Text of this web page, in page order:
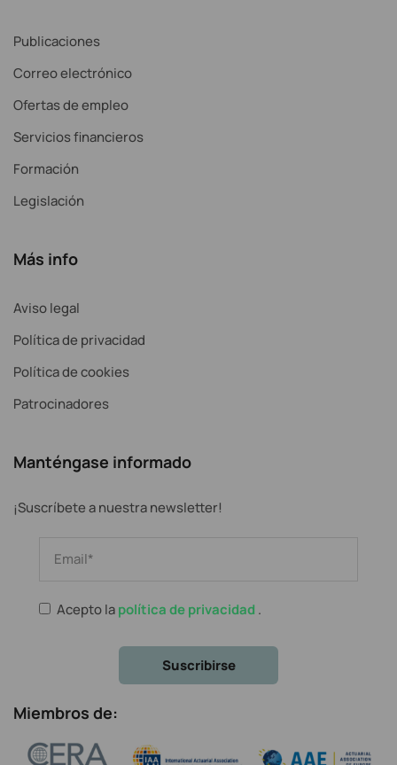
Publicaciones
Correo electrónico
Ofertas de empleo
Servicios financieros
Formación
Legislación
Más info
Aviso legal
Política de privacidad
Política de cookies
Patrocinadores
Manténgase informado
¡Suscríbete a nuestra newsletter!
Acepto lapolítica de privacidad .
Miembros de: